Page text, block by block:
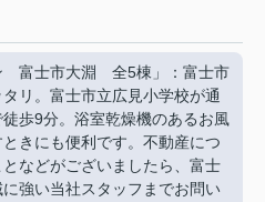
富士市大淵 全5棟」：富士市
リ。富士市立広見小学校が通
歩9分。浴室乾燥機のあるお風
きにも便利です。不動産につ
などがございましたら、富士
強い当社スタッフまでお問い